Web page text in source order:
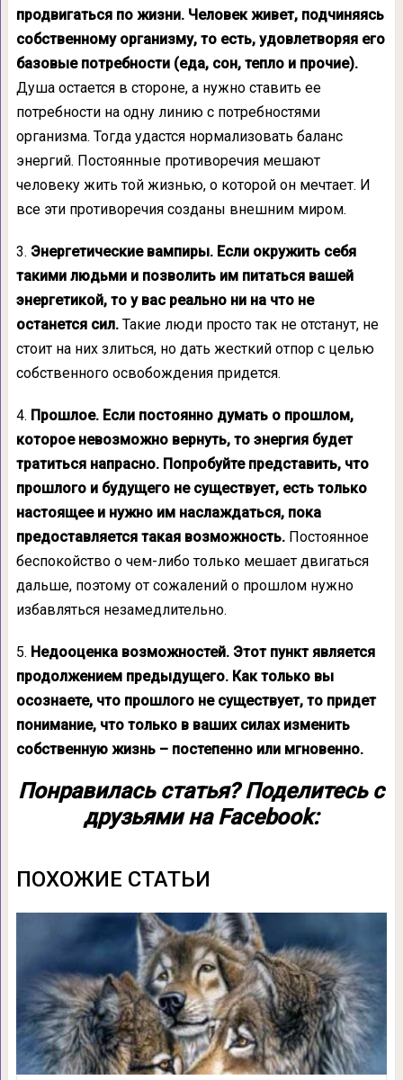
продвигаться по жизни. Человек живет, подчиняясь
собственному организму, то есть, удовлетворяя его
базовые потребности (еда, сон, тепло и прочие).
Душа остается в стороне, а нужно ставить ее
потребности на одну линию с потребностями
организма. Тогда удастся нормализовать баланс
энергий. Постоянные противоречия мешают
человеку жить той жизнью, о которой он мечтает. И
все эти противоречия созданы внешним миром.
3. Энергетические вампиры. Если окружить себя
такими людьми и позволить им питаться вашей
энергетикой, то у вас реально ни на что не
останется сил. Такие люди просто так не отстанут, не
стоит на них злиться, но дать жесткий отпор с целью
собственного освобождения придется.
4. Прошлое. Если постоянно думать о прошлом,
которое невозможно вернуть, то энергия будет
тратиться напрасно. Попробуйте представить, что
прошлого и будущего не существует, есть только
настоящее и нужно им наслаждаться, пока
предоставляется такая возможность.Постоянное
беспокойство о чем-либо только мешает двигаться
дальше, поэтому от сожалений о прошлом нужно
избавляться незамедлительно.
5. Недооценка возможностей. Этот пункт является
продолжением предыдущего. Как только вы
осознаете, что прошлого не существует, то придет
понимание, что только в ваших силах изменить
собственную жизнь – постепенно или мгновенно.
Понравилась статья? Поделитесь с
друзьями на Facebook:
ПОХОЖИЕ СТАТЬИ